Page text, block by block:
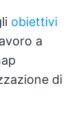
obiettivi
a
di